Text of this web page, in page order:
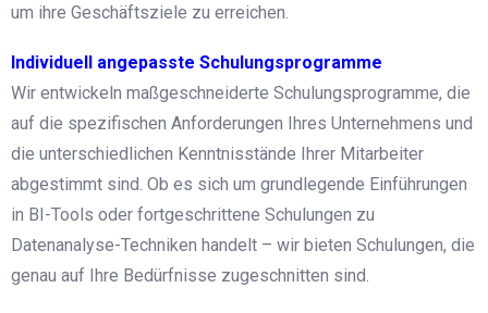
um ihre Geschäftsziele zu erreichen.
Individuell angepasste Schulungsprogramme
Wir entwickeln maßgeschneiderte Schulungsprogramme, die
auf die spezifischen Anforderungen Ihres Unternehmens und
die unterschiedlichen Kenntnisstände Ihrer Mitarbeiter
abgestimmt sind. Ob es sich um grundlegende Einführungen
in BI-Tools oder fortgeschrittene Schulungen zu
Datenanalyse-Techniken handelt – wir bieten Schulungen, die
genau auf Ihre Bedürfnisse zugeschnitten sind.